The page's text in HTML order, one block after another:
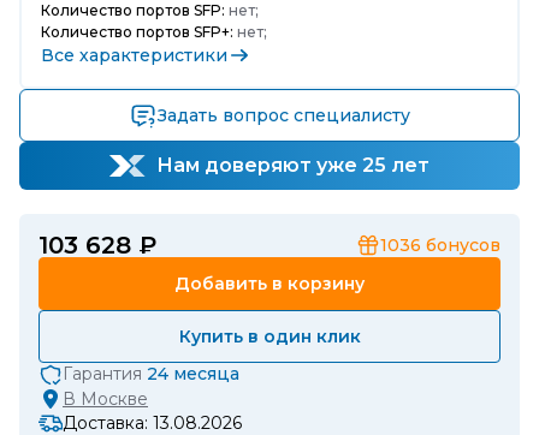
Количество портов SFP: нет;
Количество портов SFP+: нет;
Все характеристики
Задать вопрос специалисту
Нам доверяют уже 25 лет
103 628 ₽ 1036 бонусов
Добавить в корзину
Купить в один клик
Гарантия 24 месяца
В Москве
Доставка: 13.08.2026